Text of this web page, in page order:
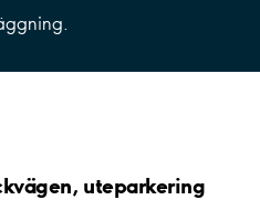
uteparkering